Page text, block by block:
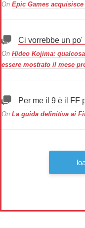
On Epic Games
Ci vorrebbe un po'
On Hideo Kojima:
essere mostrato il mese
Per me il 9 è il FF
On La guida definitiva ai